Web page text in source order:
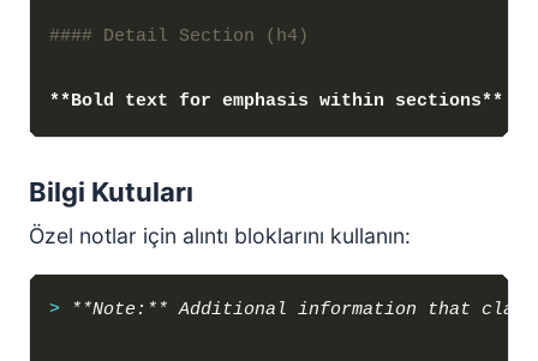
**Bold text for emphasis within sections**
Bilgi Kutuları
Özel notlar için alıntı bloklarını kullanın:
>